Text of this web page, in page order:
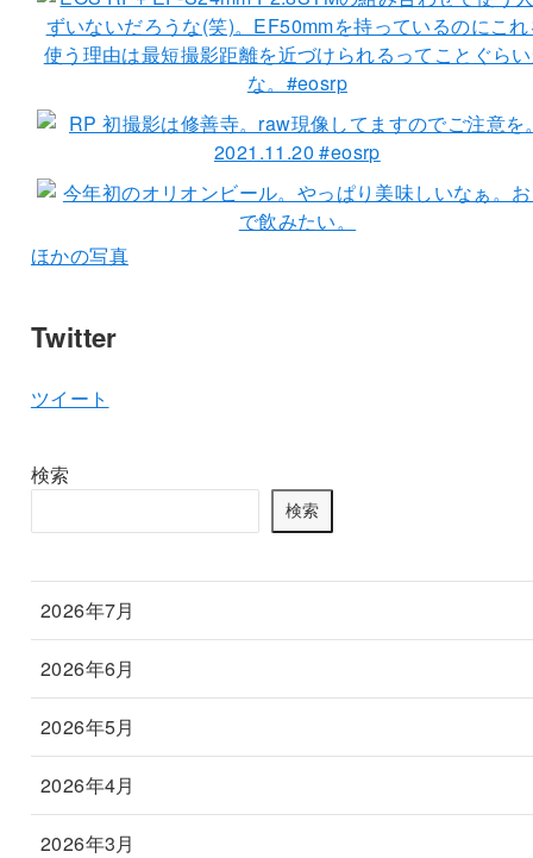
ほかの写真
Twitter
ツイート
検索
検索
2026年7月
2026年6月
2026年5月
2026年4月
2026年3月